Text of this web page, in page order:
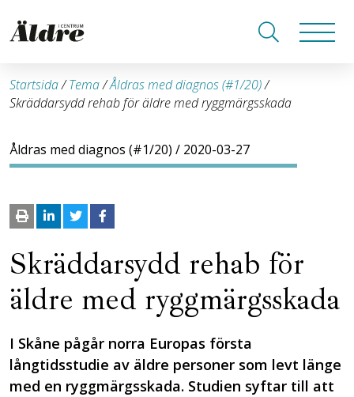
Startsida/Tema/Åldras med diagnos (#1/20)/
Skräddarsydd rehab för äldre med ryggmärgsskada
Åldras med diagnos (#1/20) / 2020-03-27
Skräddarsydd rehab för
äldre med ryggmärgsskada
I Skåne pågår norra Europas första
långtidsstudie av äldre personer som levt länge
med en ryggmärgsskada. Studien syftar till att